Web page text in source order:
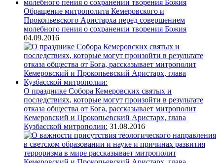
Обращение митрополита Кемеровского и
Прокопьевского Аристарха перед совершением
молебного пения о сохранении творения Божия
04.09.2016
О празднике Собора Кемеровских святых и
последствиях, которые могут произойти в результате
отказа общества от Бога, рассказывает митрополит
Кемеровский и Прокопьевский Аристарх, глава
Кузбасской митрополии: 31.08.2016